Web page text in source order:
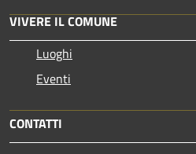
VIVERE IL COMUNE
Luoghi
Eventi
CONTATTI